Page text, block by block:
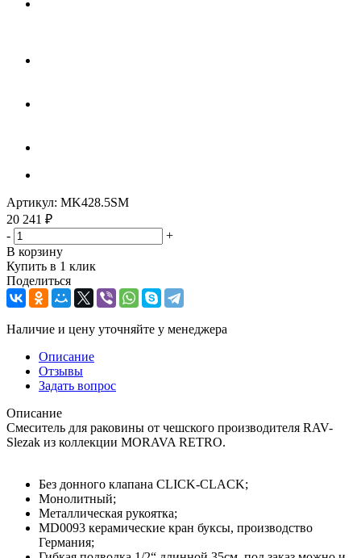
Артикул: MK428.5SM
20 241 ₽
-
+
В корзину
Купить в 1 клик
Поделиться
Наличие и цену уточняйте у менеджера
Описание
Отзывы
Задать вопрос
Описание
Смеситель для раковины от чешского производителя RAV-
Slezak из коллекции MORAVA RETRO.
Без донного клапана CLICK-CLACK;
Монолитный;
Металлическая рукоятка;
MD0093 керамическиe кран буксы, производство
Германия;